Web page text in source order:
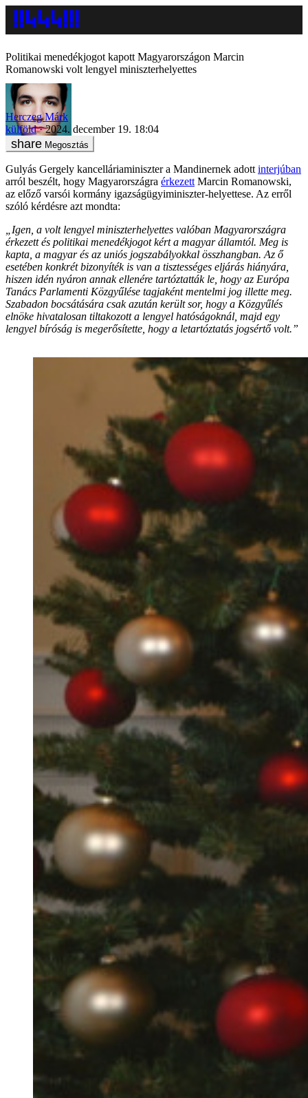
Politikai menedékjogot kapott Magyarországon Marcin
Romanowski volt lengyel miniszterhelyettes
Herczeg Márk
külföld
2024. december 19. 18:04
Megosztás
Gulyás Gergely kancelláriaminiszter a Mandinernek adott interjúban
arról beszélt, hogy Magyarországra érkezett Marcin Romanowski,
az előző varsói kormány igazságügyiminiszter-helyettese. Az erről
szóló kérdésre azt mondta:
„Igen, a volt lengyel miniszterhelyettes valóban Magyarországra
érkezett és politikai menedékjogot kért a magyar államtól. Meg is
kapta, a magyar és az uniós jogszabályokkal összhangban. Az ő
esetében konkrét bizonyíték is van a tisztességes eljárás hiányára,
hiszen idén nyáron annak ellenére tartóztatták le, hogy az Európa
Tanács Parlamenti Közgyűlése tagjaként mentelmi jog illette meg.
Szabadon bocsátására csak azután került sor, hogy a Közgyűlés
elnöke hivatalosan tiltakozott a lengyel hatóságoknál, majd egy
lengyel bíróság is megerősítette, hogy a letartóztatás jogsértő volt.”